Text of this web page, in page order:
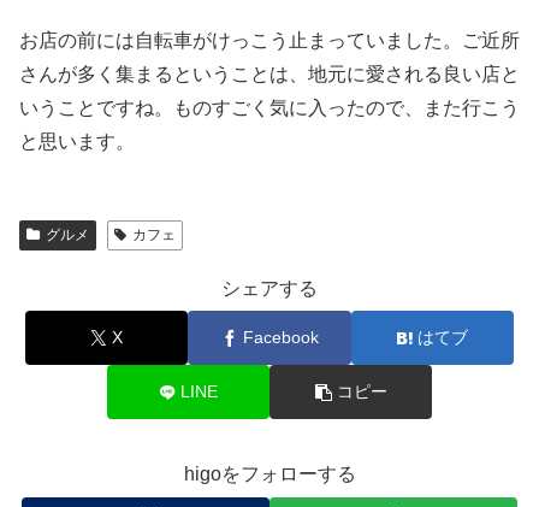
お店の前には自転車がけっこう止まっていました。ご近所
さんが多く集まるということは、地元に愛される良い店と
いうことですね。ものすごく気に入ったので、また行こう
と思います。
グルメ カフェ
シェアする
X Facebook はてブ
LINE コピー
higoをフォローする